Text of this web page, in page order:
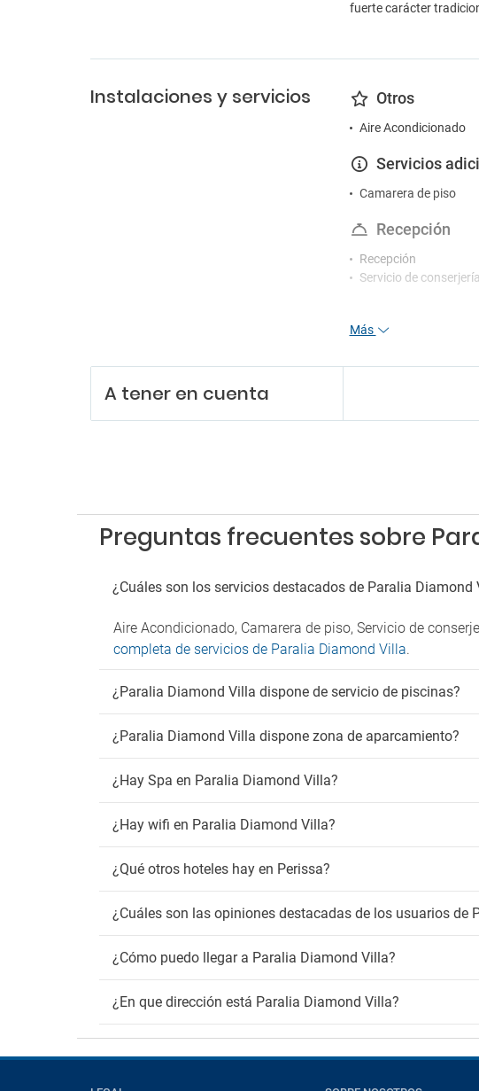
fuerte carácter
Instalaciones y servicios Otros
Aire Acondicionado
Servicios
Camarera de piso
Recepción
Recepción
Servicio de conserjería
Más
A tener en cuenta
Preguntas frecuentes sobre
¿Cuáles son los servicios destacados de Paralia Diamond
Aire Acondicionado, Camarera de piso, Servicio de
completa de servicios de Paralia Diamond Villa.
¿Paralia Diamond Villa dispone de servicio de piscinas?
¿Paralia Diamond Villa dispone zona de aparcamiento?
¿Hay Spa en Paralia Diamond Villa?
¿Hay wifi en Paralia Diamond Villa?
¿Qué otros hoteles hay en Perissa?
¿Cuáles son las opiniones destacadas de los usuarios de
¿Cómo puedo llegar a Paralia Diamond Villa?
¿En que dirección está Paralia Diamond Villa?